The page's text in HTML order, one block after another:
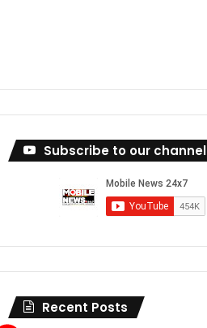
Subscribe to our channel
Recent Posts